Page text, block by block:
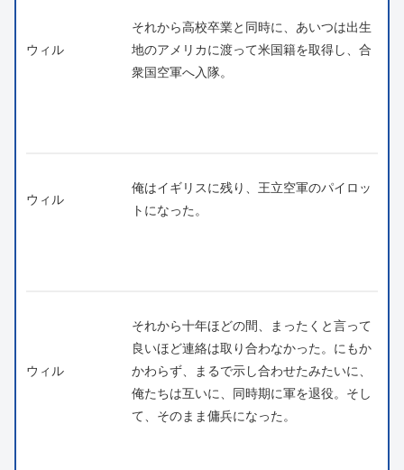
ウィル
それから高校卒業と同時に、あいつは出生
地のアメリカに渡って米国籍を取得し、合
衆国空軍へ入隊。
ウィル
俺はイギリスに残り、王立空軍のパイロッ
トになった。
ウィル
それから十年ほどの間、まったくと言って
良いほど連絡は取り合わなかった。にもか
かわらず、まるで示し合わせたみたいに、
俺たちは互いに、同時期に軍を退役。そし
て、そのまま傭兵になった。